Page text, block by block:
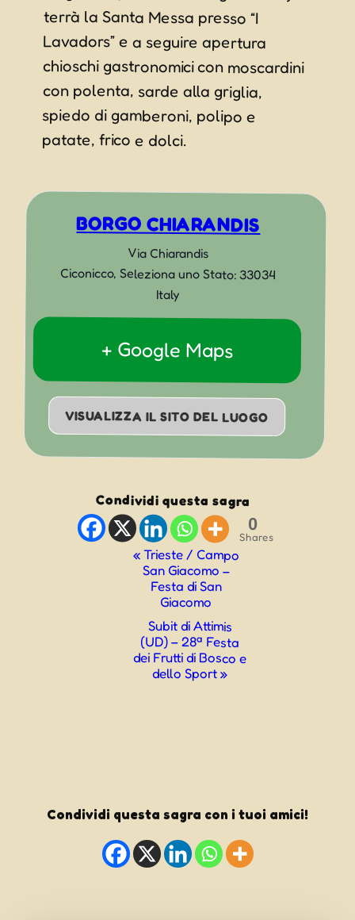
patate, frico e dolci.
BORGO CHIARANDIS
Via Chiarandis
Ciconicco, Seleziona uno Stato: 33034
Italy
+ Google Maps
VISUALIZZA IL SITO DEL LUOGO
Condividi questa sagra
0
Shares
«Trieste / Campo
San Giacomo –
Festa di San
Giacomo
Subit di Attimis
(UD) – 28ª Festa
dei Frutti di Bosco e
dello Sport»
Condividi questa sagra con i tuoi amici!